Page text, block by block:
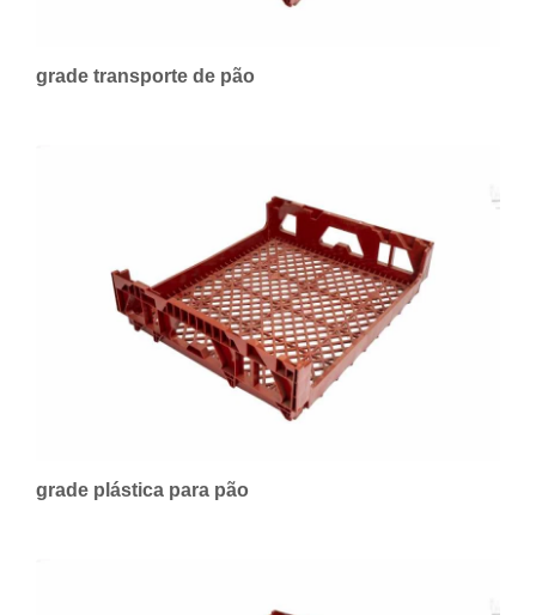
grade transporte de pão
grade plástica para pão